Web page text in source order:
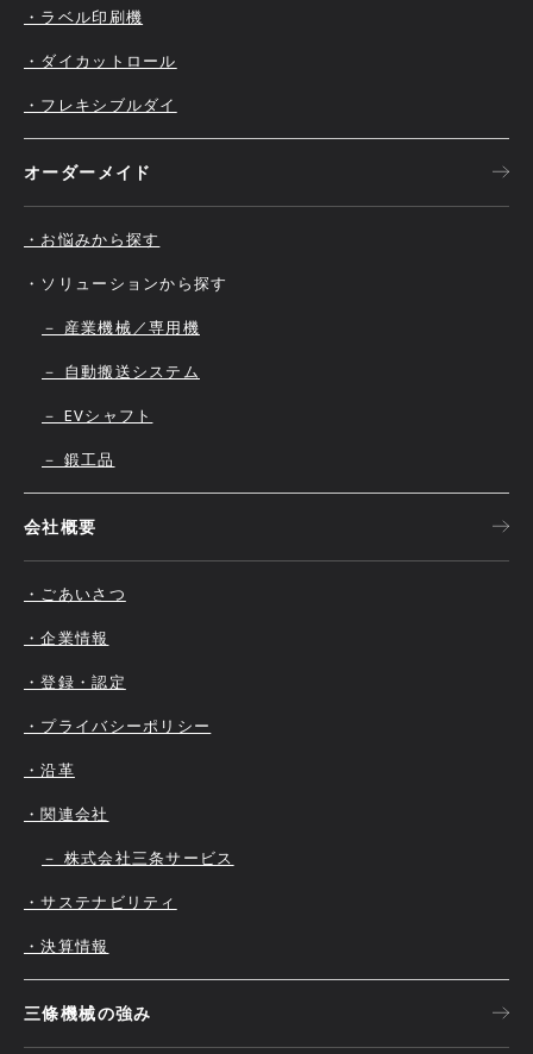
・ラベル印刷機
・ダイカットロール
・フレキシブルダイ
オーダーメイド
・お悩みから探す
・ソリューションから探す
－ 産業機械／専用機
－ 自動搬送システム
－ EVシャフト
－ 鍛工品
会社概要
・ごあいさつ
・企業情報
・登録・認定
・プライバシーポリシー
・沿革
・関連会社
－ 株式会社三条サービス
・サステナビリティ
・決算情報
三條機械の強み